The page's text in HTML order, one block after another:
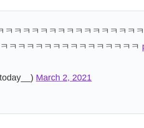
ㅋㅋㅋㅋㅋㅋㅋㅋㅋㅋㅋㅋㅋㅋㅋ
ㅋㅋㅋㅋㅋㅋㅋㅋㅋㅋㅋㅋㅋㅋㅋ
March 2, 2021